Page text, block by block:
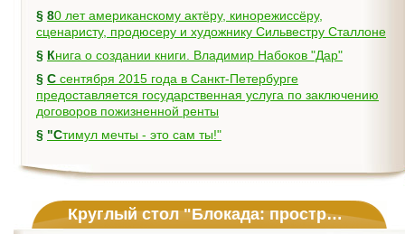
§ 80 лет американскому актёру, кинорежиссёру,
сценаристу, продюсеру и художнику Сильвестру Сталлоне
§
Книга о создании книги. Владимир Набоков "Дар"
§ С сентября 2015 года в Санкт-Петербурге
предоставляется государственная услуга по заключению
договоров пожизненной ренты
§
"Стимул мечты - это сам ты!"
Круглый стол "Блокада: пространство городской памяти (новые источники)"